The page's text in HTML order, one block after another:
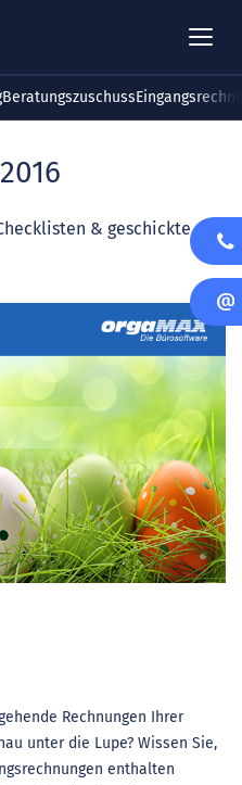
Beratungszuschuss
& geschickte
Rechnungen Ihrer
unter die Lupe? Wissen Sie,
enthalten